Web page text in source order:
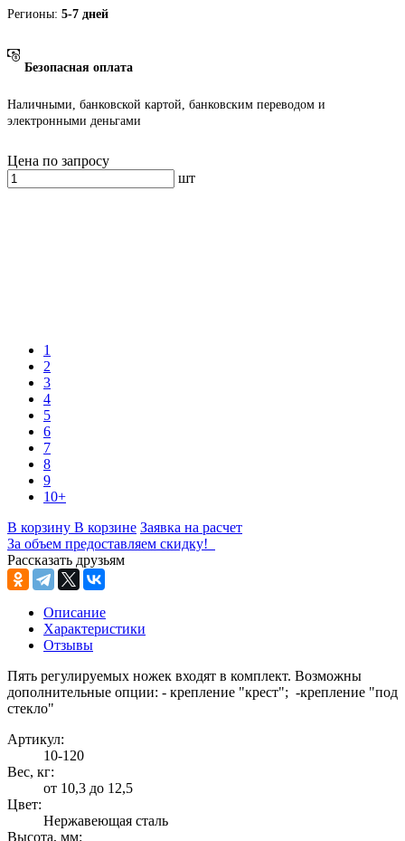
Регионы: 5-7 дней
Безопасная оплата
Наличными, банковской картой, банковским переводом и
электронными деньгами
Цена по запросу
шт
1
2
3
4
5
6
7
8
9
10+
В корзину В корзине Заявка на расчет
За объем предоставляем скидку!
Рассказать друзьям
Описание
Характеристики
Отзывы
Пять регулируемых ножек входят в комплект. Возможны
дополнительные опции: - крепление "крест"; -крепление "под
стекло"
Артикул:
10-120
Вес, кг:
от 10,3 до 12,5
Цвет:
Нержавеющая сталь
Высота, мм: